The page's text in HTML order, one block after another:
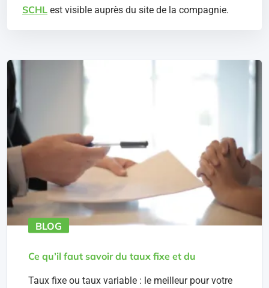
SCHL est visible auprès du site de la compagnie.
BLOG
Ce qu’il faut savoir du taux fixe et du
Taux fixe ou taux variable : le meilleur pour votre